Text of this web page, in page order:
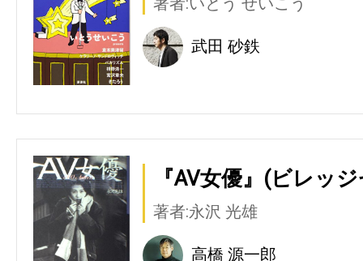
武田 砂鉄
『AV女優』(ビレッ
著者:永沢 光雄
高橋 源一郎